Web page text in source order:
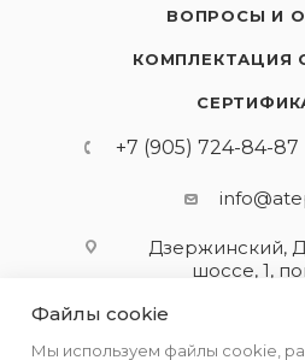
ВОПРОСЫ И
КОМПЛЕКТАЦИЯ
+7 (905) 724-84-87
Дзержинский,
шоссе, 1,
Файлы cookie
Мы используем файлы cookie,